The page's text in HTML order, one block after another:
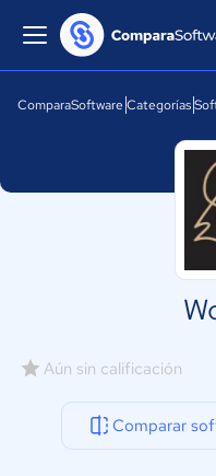
ComparaSoftware Categorías
Aún sin calificación
Comparar